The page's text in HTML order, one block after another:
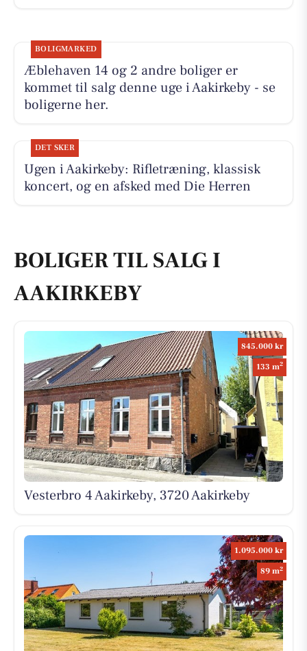
BOLIGMARKED
Æblehaven 14 og 2 andre boliger er
kommet til salg denne uge i Aakirkeby - se
boligerne her.
DET SKER
Ugen i Aakirkeby: Rifletræning, klassisk
koncert, og en afsked med Die Herren
BOLIGER TIL SALG I
AAKIRKEBY
845.000 kr
133 m2
Vesterbro 4 Aakirkeby, 3720 Aakirkeby
1.095.000 kr
89 m2